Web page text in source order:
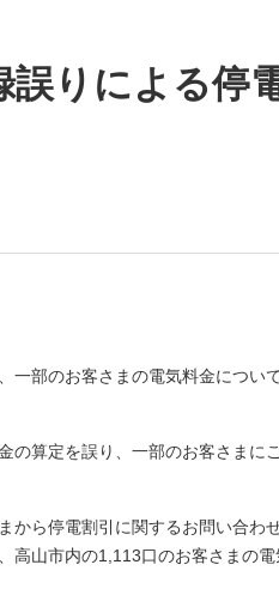
誤りによる停
一部のお客さまの電気料金につい
の算定を誤り、一部のお客さまに
から停電割引に関するお問い合わ
高山市内の1,113口のお客さまの